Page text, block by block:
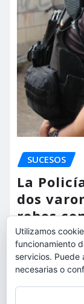
SUCESOS
La
dos
robos
misma
torrent al
Utilizamos
funcionamiento
servicios. Puede
necesarias o